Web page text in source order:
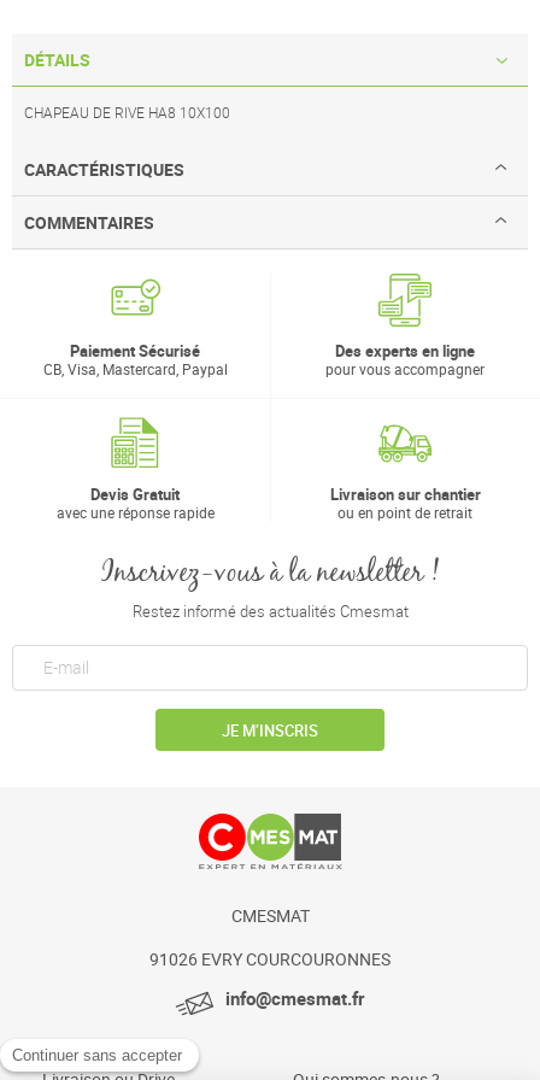
DÉTAILS
CHAPEAU DE RIVE HA8 10X100
CARACTÉRISTIQUES
COMMENTAIRES
Paiement Sécurisé
CB, Visa, Mastercard, Paypal
Des experts en ligne
pour vous accompagner
Devis Gratuit
avec une réponse rapide
Livraison sur chantier
ou en point de retrait
Inscrivez-vous à la newsletter !
Restez informé des actualités Cmesmat
JE M’INSCRIS
CMESMAT
91026 EVRY COURCOURONNES
info@cmesmat.fr